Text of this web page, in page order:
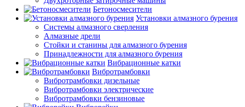
Бетоносмесители
Установки алмазного бурения
Системы алмазного сверления
Алмазные дрели
Стойки и станины для алмазного бурения
Принадлежности для алмазного бурения
Вибрационные катки
Вибротрамбовки
Вибротрамбовки дизельные
Вибротрамбовки электрические
Вибротрамбовки бензиновые